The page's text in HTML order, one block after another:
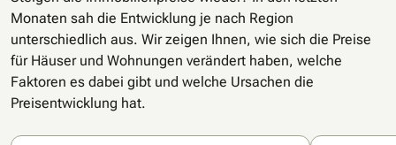
Monaten sah die Entwicklung je nach Region
unterschiedlich aus. Wir zeigen Ihnen, wie sich die Preise
für Häuser und Wohnungen verändert haben, welche
Faktoren es dabei gibt und welche Ursachen die
Preisentwicklung hat.